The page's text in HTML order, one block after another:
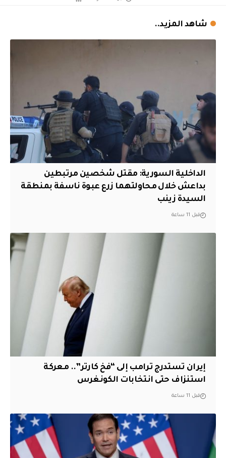
شاهد المزيد..
الداخلية السورية: مقتل شخصين مرتبطين
بداعش خلال محاولتهما زرع عبوة ناسفة بمنطقة
السيدة زينب
قبل 11 ساعة
إيران تستدرج ترامب إلى “فخ كارتر”.. معركة
استنزاف حتى انتخابات الكونغرس
قبل 11 ساعة